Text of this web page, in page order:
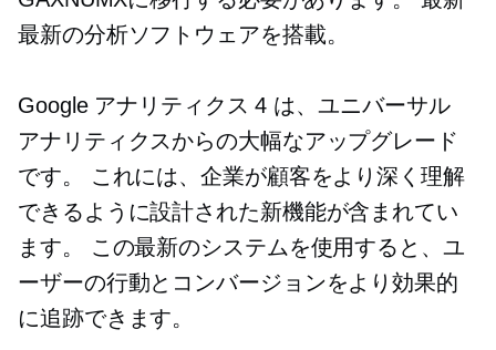
最新の分析ソフトウェアを搭載。
Google アナリティクス 4 は、ユニバーサル
アナリティクスからの大幅なアップグレード
です。 これには、企業が顧客をより深く理解
できるように設計された新機能が含まれてい
ます。 この最新のシステムを使用すると、ユ
ーザーの行動とコンバージョンをより効果的
に追跡できます。